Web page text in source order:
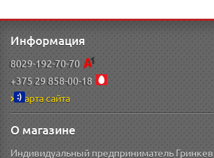
Информация
8029-192-70-70
+375 29 858-00-18
Карта сайта
О магазине
Индивидуальный предприниматель